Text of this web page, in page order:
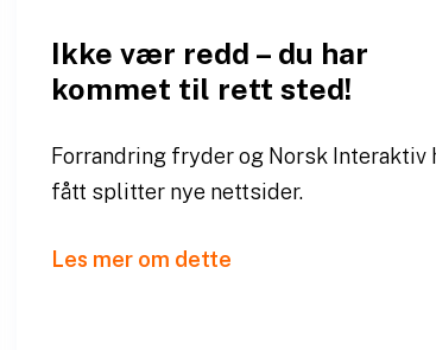
Ikke vær redd – du har
kommet til rett sted!
Forrandring fryder og Norsk Interaktiv
fått splitter nye nettsider.
Les mer om dette